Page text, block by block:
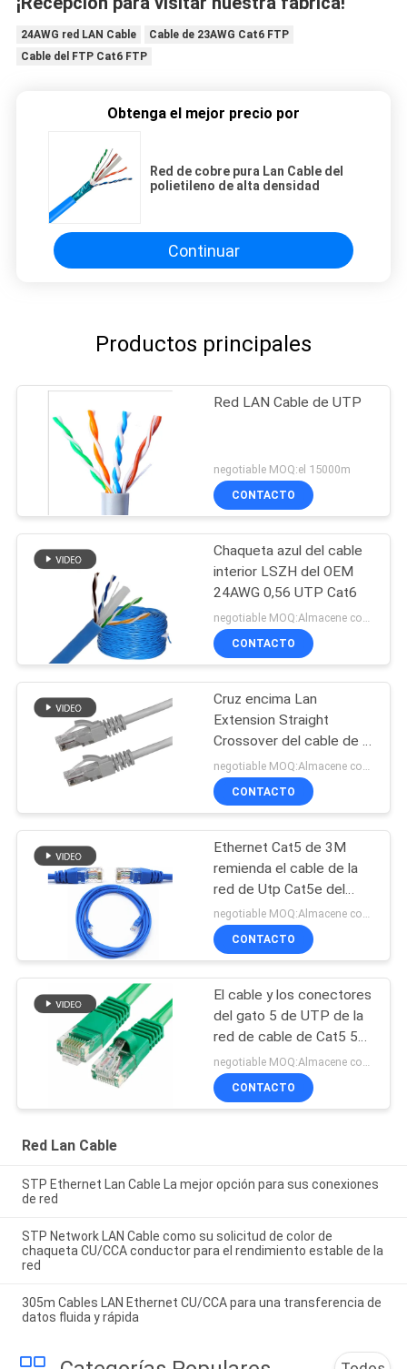
24AWG red LAN Cable
Cable de 23AWG Cat6 FTP
Cable del FTP Cat6 FTP
Obtenga el mejor precio por
Red de cobre pura Lan Cable del
polietileno de alta densidad
Continuar
Productos principales
Red LAN Cable de UTP
negotiable MOQ:el 15000m
CONTACTO
Chaqueta azul del cable
interior LSZH del OEM
24AWG 0,56 UTP Cat6
CONTACTO
Cruz encima Lan
Extension Straight
Crossover del cable de la
red de UTP Cat5e del
enchufe RJ45
CONTACTO
Ethernet Cat5 de 3M
remienda el cable de la
red de Utp Cat5e del
cordón
negotiable MOQ:Almacene como petición del cliente, tipo modificado para requisitos particulares 30000meters.
CONTACTO
El cable y los conectores
del gato 5 de UTP de la
red de cable de Cat5 5e
6 remiendan el cable en
establecimiento de una
red
negotiable MOQ:Almacene como petición del cliente, tipo modificado para requisitos particulares 30000meters.
CONTACTO
Red Lan Cable
STP Ethernet Lan Cable La mejor opción para sus conexiones
de red
STP Network LAN Cable como su solicitud de color de
chaqueta CU/CCA conductor para el rendimiento estable de la
red
305m Cables LAN Ethernet CU/CCA para una transferencia de
datos fluida y rápida